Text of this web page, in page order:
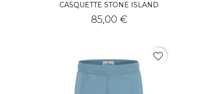
CASQUETTE STONE ISLAND
Prix
85,00 €
favorite_border